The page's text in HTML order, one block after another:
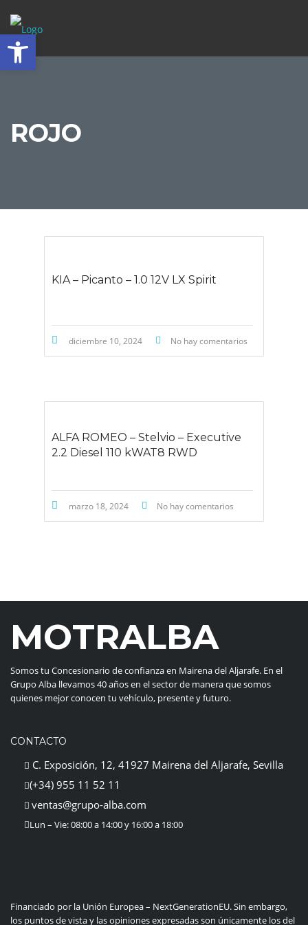
ROJO
KIA – Picanto – 1.0 12V LX Spirit
diciembre 10, 2024 No hay comentarios
ALFA ROMEO – Stelvio – Executive
2.2 Diesel 110 kWAT8 RWD
marzo 18, 2024 No hay comentarios
MOTRALBA
Somos tu Concesionario de confianza en Mairena del Aljarafe. En el
Grupo Alba llevamos 40 años en el sector de manera que somos
quienes mejor conocen tu vehículo, presente y futuro.
CONTACTO
C. Exposición, 12, 41927 Mairena del Aljarafe, Sevilla
(+34) 955 11 52 11
ventas@grupo-alba.com
Lun – Vie: 08:00 a 14:00 y 16:00 a 18:00
Financiado por la Unión Europea – NextGenerationEU. Sin embargo,
los puntos de vista y las opiniones expresadas son únicamente los del
Abrir barra de herramientas